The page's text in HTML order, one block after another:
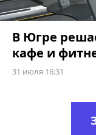
В Югре
кафе и
31 июля 16:31